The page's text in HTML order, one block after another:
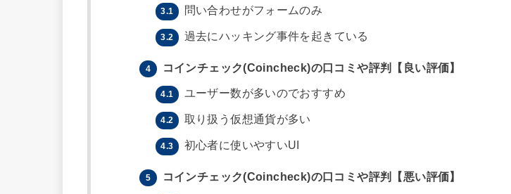
3.1 問い合わせがフォームのみ
3.2 過去にハッキング事件を起きている
4 コインチェック(Coincheck)の口コミや評判【良い評価】
4.1 ユーザー数が多いのでおすすめ
4.2 取り扱う仮想通貨が多い
4.3 初心者に使いやすいUI
5 コインチェック(Coincheck)の口コミや評判【悪い評価】